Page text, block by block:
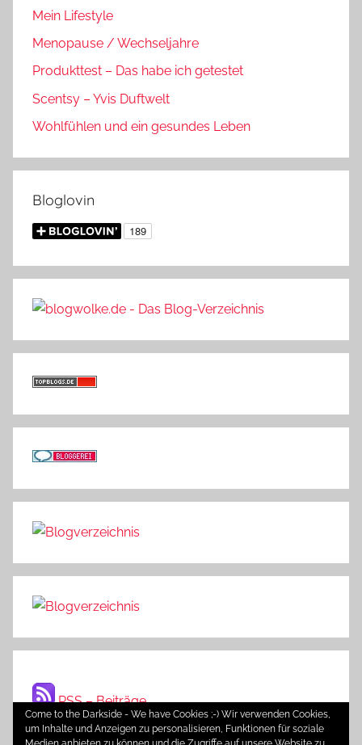
Mein Lifestyle
Menopause / Wechseljahre
Produkttest – Das habe ich getestet
Scentsy – Yvis Duftwelt
Wohlfühlen und ein gesundes Leben
Bloglovin
RSS – Beiträge
Come to the Darkside - We have Cookies ;-) Wir verwenden Cookies,
um Inhalte und Anzeigen zu personalisieren, Funktionen für soziale